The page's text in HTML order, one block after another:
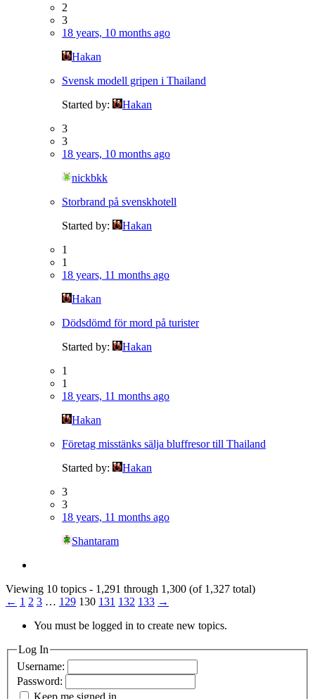
2
3
18 years, 10 months ago
Hakan
Svensk modell gripen i Thailand
Started by:
Hakan
3
3
18 years, 10 months ago
nickbkk
Storbrand på svenskhotell
Started by:
Hakan
1
1
18 years, 11 months ago
Hakan
Dödsdömd för mord på turister
Started by:
Hakan
1
1
18 years, 11 months ago
Hakan
Företag misstänks sälja bluffresor till Thailand
Started by:
Hakan
3
3
18 years, 11 months ago
Shantaram
Viewing 10 topics - 1,291 through 1,300 (of 1,327 total)
← 1 2 3 … 129 130 131 132 133 →
You must be logged in to create new topics.
Log In
Username:
Password: